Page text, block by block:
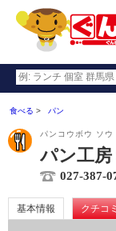
食べる パン
パンコウボウ ソウ
パン工房
027-387-
基本情報 クチコ